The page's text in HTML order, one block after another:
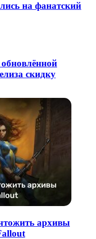
на фанатский
скидку
архивы